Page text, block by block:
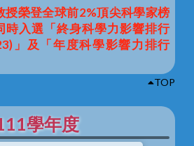
授榮登全球前2%頂尖科學家榜
時入選「終身科學力影響排行
」及「年度科學影響力排行
TOP
學年度